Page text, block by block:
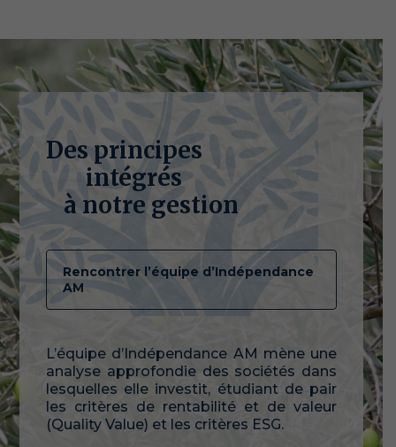
Des principes
intégrés
à notre gestion
Rencontrer l’équipe d’Indépendance
AM
L’équipe d’Indépendance AM mène une
analyse approfondie des sociétés dans
lesquelles elle investit, étudiant de pair
les critères de rentabilité et de valeur
(Quality Value) et les critères ESG.